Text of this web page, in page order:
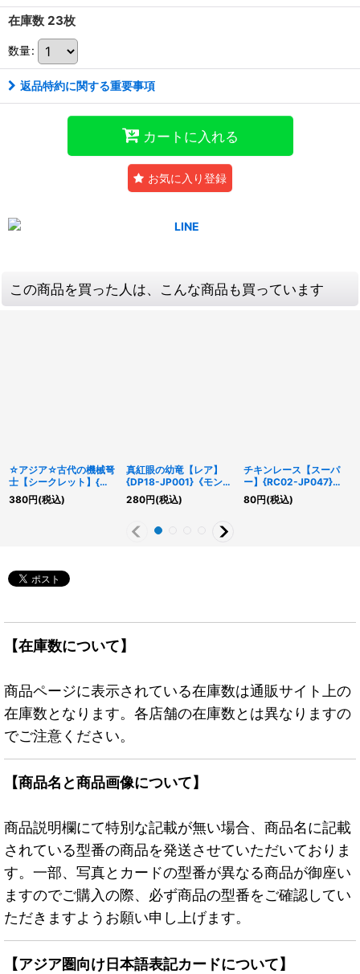
在庫数 23枚
数量:
返品特約に関する重要事項
カートに入れる
お気に入り登録
この商品を買った人は、こんな商品も買っています
☆アジア☆古代の機械弩
士【シークレット】{ア
ジアLVP3-JP016}《リ
ンク》
380円(税込)
真紅眼の幼竜【レア】
{DP18-JP001}《モンス
ター》
280円(税込)
チキンレース【スーパ
ー】{RC02-JP047}
《魔法》
80円(税込)
【在庫数について】
商品ページに表示されている在庫数は通販サイト上の
在庫数となります。各店舗の在庫数とは異なりますの
でご注意ください。
【商品名と商品画像について】
商品説明欄にて特別な記載が無い場合、商品名に記載
されている型番の商品を発送させていただいておりま
す。一部、写真とカードの型番が異なる商品が御座い
ますのでご購入の際、必ず商品の型番をご確認してい
ただきますようお願い申し上げます。
【アジア圏向け日本語表記カードについて】